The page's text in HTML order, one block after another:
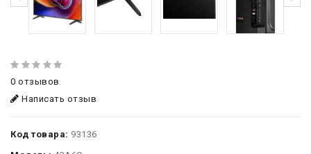
0 отзывов
Написать отзыв
Код товара: 93136